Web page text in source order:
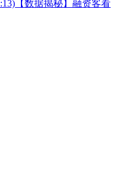
【数据揭秘】融资客看